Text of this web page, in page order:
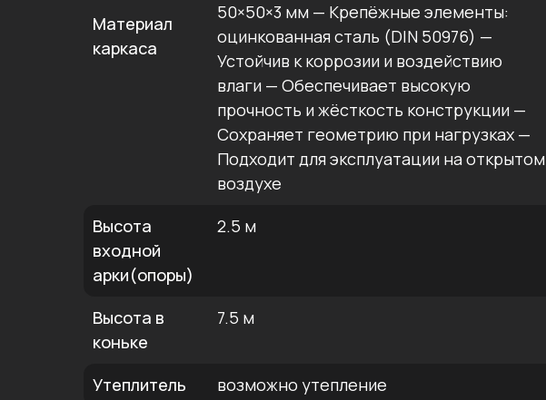
Материал
каркаса
50×50×3 мм — Крепёжные элементы:
оцинкованная сталь (DIN 50976) —
Устойчив к коррозии и воздействию
влаги — Обеспечивает высокую
прочность и жёсткость конструкции —
Сохраняет геометрию при нагрузках —
Подходит для эксплуатации на открытом
воздухе
Высота
входной
арки(опоры)
2.5 м
Высота в
коньке
7.5 м
Утеплитель возможно утепление